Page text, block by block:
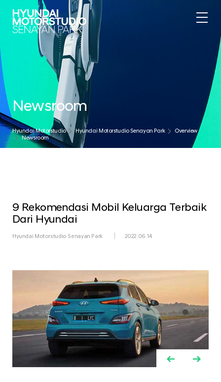
Newsroom
Hyundai Motorstudio Hyundai Motorstudio Senayan Park
Overview
Newsroom
9 Rekomendasi Mobil Keluarga Terbaik
Dari Hyundai
Hyundai Motorstudio Senayan Park 2022.06.14